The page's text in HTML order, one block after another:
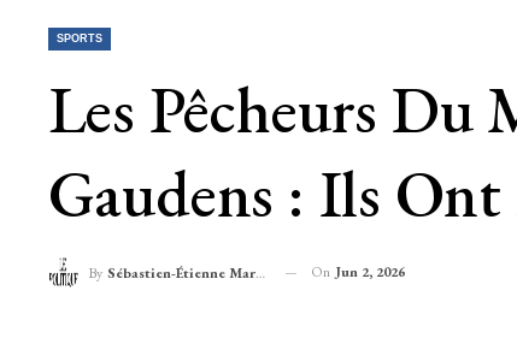
SPORTS
Les Pêcheurs
Gaudens : Ils
By Sébastien-Étienne Marechal On Jun 2, 2026